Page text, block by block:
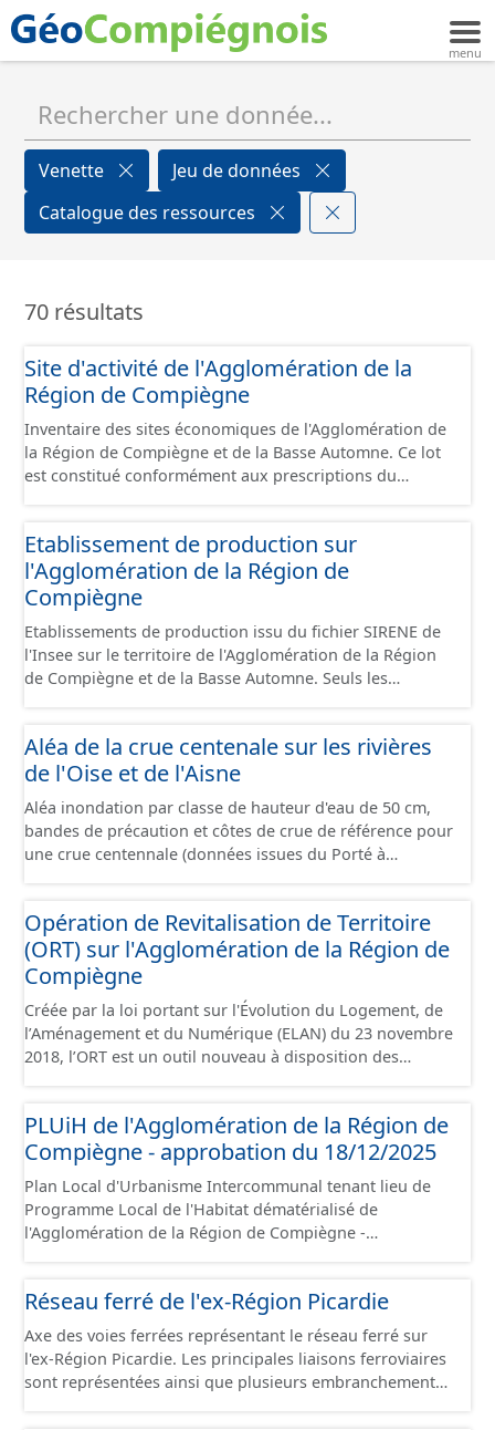
Venette
Jeu de données
Catalogue des ressources
70 résultats
Site d'activité de l'Agglomération de la
Région de Compiègne
Inventaire des sites économiques de l'Agglomération de
la Région de Compiègne et de la Basse Automne. Ce lot
est constitué conformément aux prescriptions du
Etablissement de production sur
l'Agglomération de la Région de
Compiègne
Etablissements de production issu du fichier SIRENE de
l'Insee sur le territoire de l'Agglomération de la Région
de Compiègne et de la Basse Automne. Seuls les
et structurés conformément aux prescriptions du
standard CNIG Sites Economiques. Ce lot ne contient pas
jour. Il est filtré au-delà des prescriptions du CNIG se
limitant aux SCI.
Aléa de la crue centenale sur les rivières
de l'Oise et de l'Aisne
Aléa inondation par classe de hauteur d'eau de 50 cm,
bandes de précaution et côtes de crue de référence pour
une crue centennale (données issues du Porté à
Opération de Revitalisation de Territoire
(ORT) sur l'Agglomération de la Région de
Compiègne
Créée par la loi portant sur l'Évolution du Logement, de
l’Aménagement et du Numérique (ELAN) du 23 novembre
2018, l’ORT est un outil nouveau à disposition des
économique et social, pour lutter prioritairement contre
la dévitalisation des centres-villes. L’ORT vise une
requalification d’ensemble d’un centre-ville dont elle
facilite la rénovation du parc de logements, de locaux
commerciaux et artisanaux, et plus globalement le tissu
urbain, pour créer un cadre de vie attractif propice au
données contient le périmètre sur l'Agglomération de la
Région de Compiègne, situé sur les communes de
Compiègne, de Margny-lès-Compiègne et de Venette.
PLUiH de l'Agglomération de la Région de
Compiègne - approbation du 18/12/2025
Plan Local d'Urbanisme Intercommunal tenant lieu de
Programme Local de l'Habitat dématérialisé de
l'Agglomération de la Région de Compiègne -
de Compiègne et de la Basse Automne. Ce PLUiH est
numérisé conformément aux prescriptions nationales
du CNIG et contient les pièces administratives, le rapport
de présentation, le PADD, les règlements écrits et
graphiques, les annexes, les OAP et les données
Réseau ferré de l'ex-Région Picardie
Axe des voies ferrées représentant le réseau ferré sur
l'ex-Région Picardie. Les principales liaisons ferroviaires
sont représentées ainsi que plusieurs embranchements